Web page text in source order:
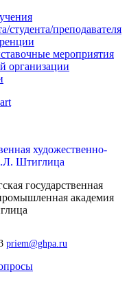
преподавателя
мероприятия
организации
государственная
академия
priem@ghpa.ru